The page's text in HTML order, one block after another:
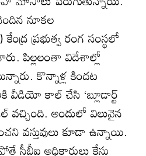
నూకల
ప్రభుత్వ రంగ సంస్థలో
పిల్లలంతా విదేశాల్లో
కొన్నాళ్ల కిందట
వీడియో కాల్‌ చేసి ‘బ్లూడార్ట్‌
అందులో విలువైన
వస్తువులు కూడా ఉన్నాయి.
సీబీఐ అధికారులు కేసు